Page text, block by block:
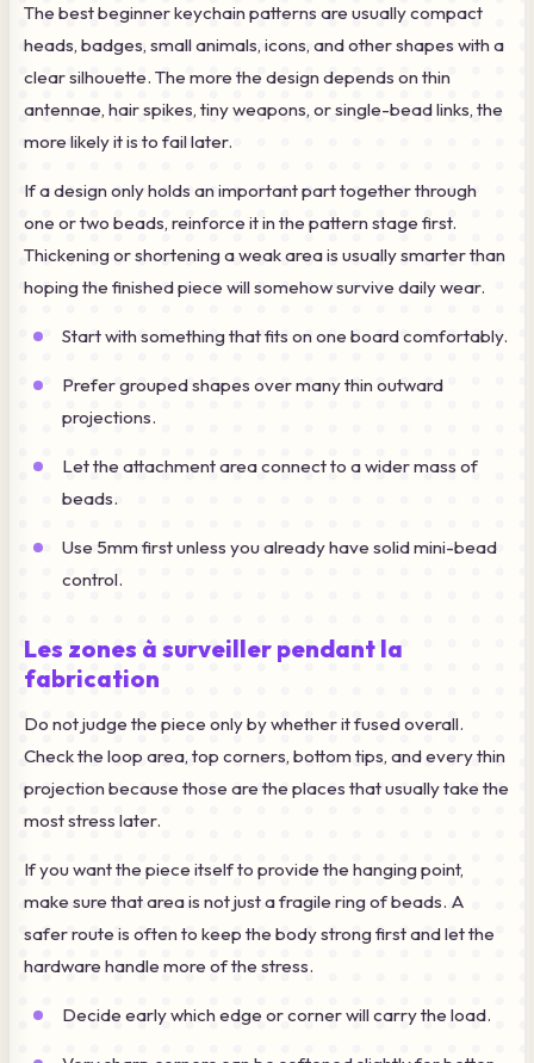
The best beginner keychain patterns are usually compact
heads, badges, small animals, icons, and other shapes with a
clear silhouette. The more the design depends on thin
antennae, hair spikes, tiny weapons, or single-bead links, the
more likely it is to fail later.
If a design only holds an important part together through
one or two beads, reinforce it in the pattern stage first.
Thickening or shortening a weak area is usually smarter than
hoping the finished piece will somehow survive daily wear.
Start with something that fits on one board comfortably.
Prefer grouped shapes over many thin outward
projections.
Let the attachment area connect to a wider mass of
beads.
Use 5mm first unless you already have solid mini-bead
control.
Les zones à surveiller pendant la
fabrication
Do not judge the piece only by whether it fused overall.
Check the loop area, top corners, bottom tips, and every thin
projection because those are the places that usually take the
most stress later.
If you want the piece itself to provide the hanging point,
make sure that area is not just a fragile ring of beads. A
safer route is often to keep the body strong first and let the
hardware handle more of the stress.
Decide early which edge or corner will carry the load.